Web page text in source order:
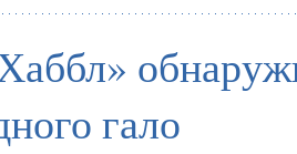
гало